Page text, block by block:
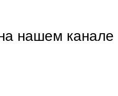
нашем канале